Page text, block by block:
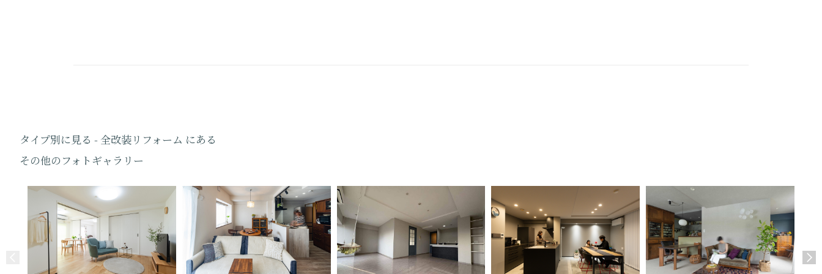
タイプ別に見る - 全改装リフォーム にある
その他のフォトギャラリー